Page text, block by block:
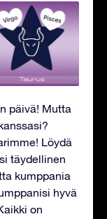
päivä! Mutta
Löydä
täydellinen
kumppania
hyvä
on